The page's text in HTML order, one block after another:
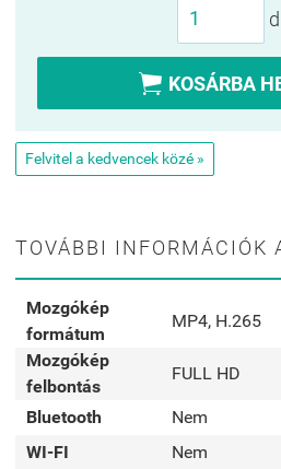
 KOSÁRBA
Felvitel a kedvencek közé »
TOVÁBBI INFORMÁCIÓK
Mozgókép
formátum
MP4, H.265
Mozgókép
felbontás
FULL HD
Bluetooth
Nem
WI-FI
Nem